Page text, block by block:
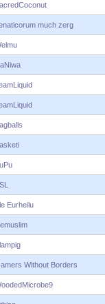
much zerg
Eurheilu
Without Borders